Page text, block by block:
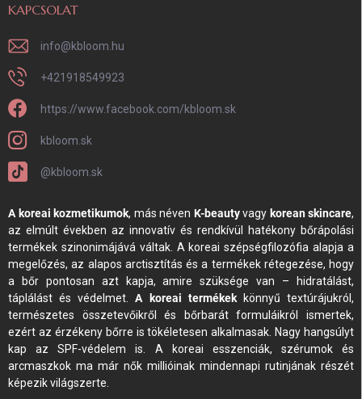
KAPCSOLAT
info@kbloom.hu
+421918549923
https://www.facebook.com/kbloom.sk
kbloom.sk
@kbloom.sk
A koreai kozmetikumok, más néven K-beautyvagy korean skincare,
az elmúlt években az innovatív és rendkívül hatékony bőrápolási
termékek szinonimájává váltak. A koreai szépségfilozófia alapja a
megelőzés, az alapos arctisztítás és a termékek rétegezése, hogy
a bőr pontosan azt kapja, amire szüksége van – hidratálást,
táplálást és védelmet.A koreai termékekkönnyű textúrájukról,
természetes összetevőikről és bőrbarát formuláikról ismertek,
ezért az érzékeny bőrre is tökéletesen alkalmasak. Nagy hangsúlyt
kap az SPF-védelem is. A koreai esszenciák, szérumok és
arcmaszkok ma már nők millióinak mindennapi rutinjának részét
képezik világszerte.